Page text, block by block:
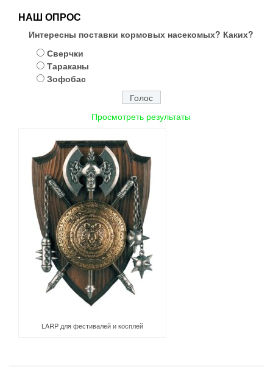
НАШ ОПРОС
Интересны поставки кормовых насекомых? Каких?
Сверчки
Тараканы
Зофобас
Просмотреть результаты
LARP для фестивалей и косплей